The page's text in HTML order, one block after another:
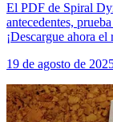
El PDF de Spiral
antecedentes,
¡Descargue ahora el
19 de agosto de